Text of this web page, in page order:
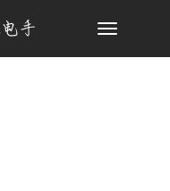
Toggle